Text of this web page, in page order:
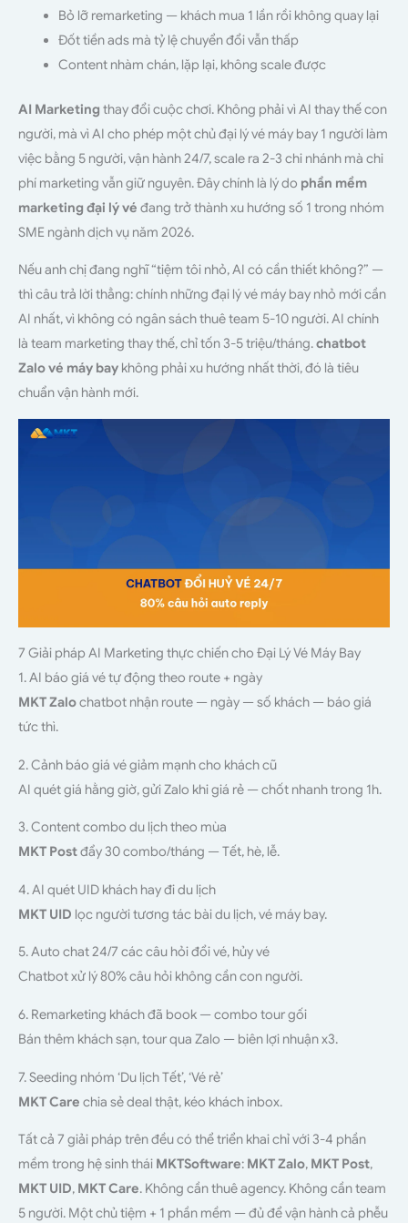
Bỏ lỡ remarketing — khách mua 1 lần rồi không quay lại
Đốt tiền ads mà tỷ lệ chuyển đổi vẫn thấp
Content nhàm chán, lặp lại, không scale được
AI Marketing thay đổi cuộc chơi. Không phải vì AI thay thế con
người, mà vì AI cho phép một chủ đại lý vé máy bay 1 người làm
việc bằng 5 người, vận hành 24/7, scale ra 2-3 chi nhánh mà chi
phí marketing vẫn giữ nguyên. Đây chính là lý do phần mềm
marketing đại lý vé đang trở thành xu hướng số 1 trong nhóm
SME ngành dịch vụ năm 2026.
Nếu anh chị đang nghĩ “tiệm tôi nhỏ, AI có cần thiết không?” —
thì câu trả lời thẳng: chính những đại lý vé máy bay nhỏ mới cần
AI nhất, vì không có ngân sách thuê team 5-10 người. AI chính
là team marketing thay thế, chỉ tốn 3-5 triệu/tháng.chatbot
Zalo vé máy bay không phải xu hướng nhất thời, đó là tiêu
chuẩn vận hành mới.
7 Giải pháp AI Marketing thực chiến cho Đại Lý Vé Máy Bay
1. AI báo giá vé tự động theo route + ngày
MKT Zalochatbot nhận route — ngày — số khách — báo giá
tức thì.
2. Cảnh báo giá vé giảm mạnh cho khách cũ
AI quét giá hằng giờ, gửi Zalo khi giá rẻ — chốt nhanh trong 1h.
3. Content combo du lịch theo mùa
MKT Postđẩy 30 combo/tháng — Tết, hè, lễ.
4. AI quét UID khách hay đi du lịch
MKT UID lọc người tương tác bài du lịch, vé máy bay.
5. Auto chat 24/7 các câu hỏi đổi vé, hủy vé
Chatbot xử lý 80% câu hỏi không cần con người.
6. Remarketing khách đã book — combo tour gối
Bán thêm khách sạn, tour qua Zalo — biên lợi nhuận x3.
7. Seeding nhóm ‘Du lịch Tết’, ‘Vé rẻ’
MKT Care chia sẻ deal thật, kéo khách inbox.
Tất cả 7 giải pháp trên đều có thể triển khai chỉ với 3-4 phần
mềm trong hệ sinh thái MKTSoftware: MKT Zalo, MKT Post,
MKT UID, MKT Care. Không cần thuê agency. Không cần team
5 người. Một chủ tiệm + 1 phần mềm — đủ để vận hành cả phễu